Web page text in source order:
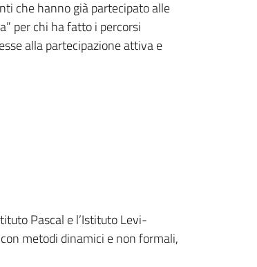
che hanno già partecipato alle
per chi ha fatto i percorsi
alla partecipazione attiva e
Pascal e l’Istituto Levi-
metodi dinamici e non formali,